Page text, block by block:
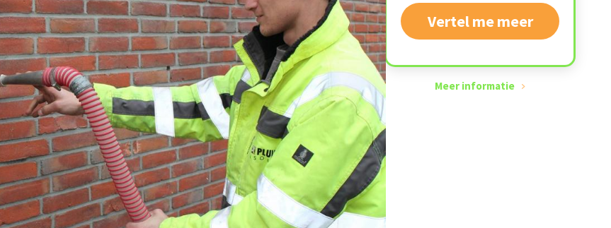
Vertel me meer
Meer informatie